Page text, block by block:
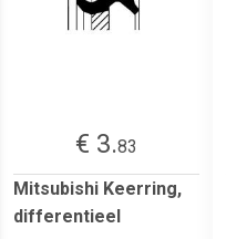
€ 3.83
Mitsubishi Keerring,
differentieel